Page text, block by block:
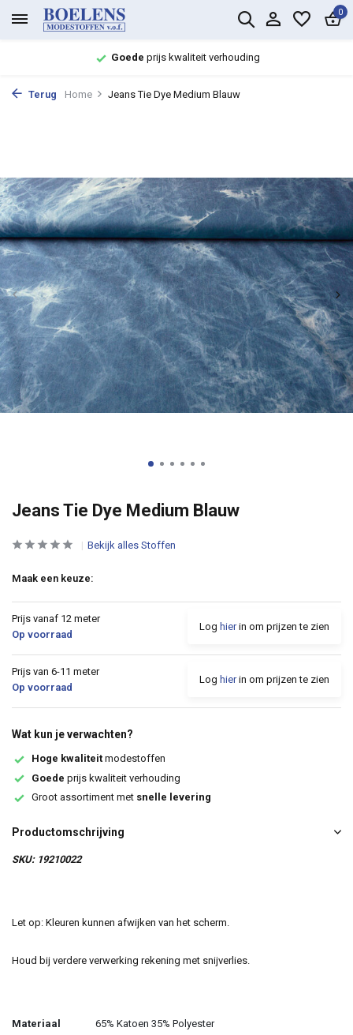
0
Goede prijs kwaliteit verhouding
Terug Home Jeans Tie Dye Medium Blauw
Jeans Tie Dye Medium Blauw
Bekijk alles Stoffen
Maak een keuze:
Prijs vanaf 12 meter
Op voorraad
Log hierin om prijzen te zien
Prijs van 6-11 meter
Op voorraad
Log hierin om prijzen te zien
Wat kun je verwachten?
Hoge kwaliteit modestoffen
Goede prijs kwaliteit verhouding
Groot assortiment met snelle levering
Productomschrijving
SKU: 19210022
Let op: Kleuren kunnen afwijken van het scherm.
Houd bij verdere verwerking rekening met snijverlies.
Materiaal
65% Katoen 35% Polyester